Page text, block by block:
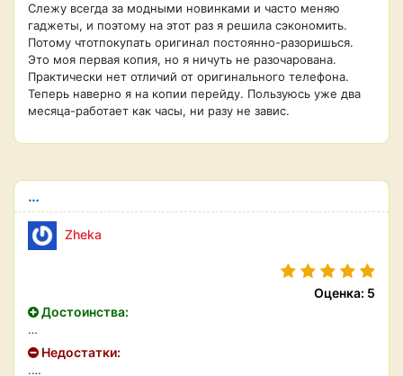
Слежу всегда за модными новинками и часто меняю
гаджеты, и поэтому на этот раз я решила сэкономить.
Потому чтотпокупать оригинал постоянно-разоришься.
Это моя первая копия, но я ничуть не разочарована.
Практически нет отличий от оригинального телефона.
Теперь наверно я на копии перейду. Пользуюсь уже два
месяца-работает как часы, ни разу не завис.
…
Zheka
Оценка: 5
Достоинства:
…
Недостатки:
.…